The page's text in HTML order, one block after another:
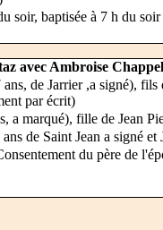
soir, baptisée à 7 h du soir
avec Ambroise
de Jarrier ,a signé),
par écrit)
a marqué), fille de Jean
de Saint Jean a signé
du père de